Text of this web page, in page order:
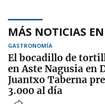
MÁS NOTICIAS
GASTRONOMÍA
El bocadillo de
en Aste Nagusia en
Juantxo Taberna
3.000 al día